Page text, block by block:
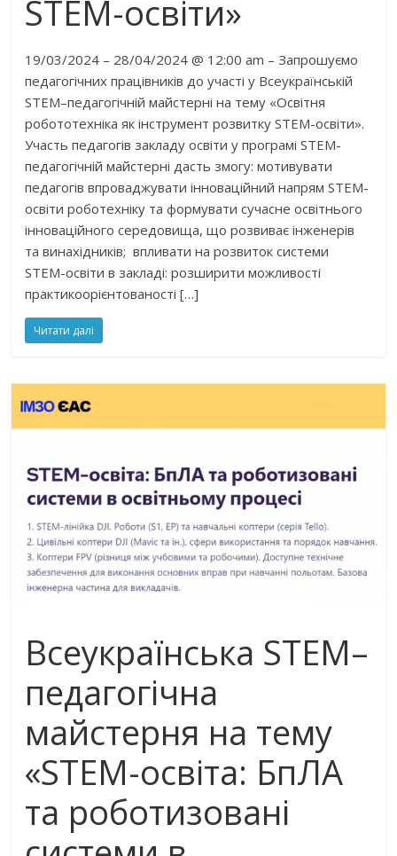
STEM-освіти»
19/03/2024 – 28/04/2024 @ 12:00 am – Запрошуємо
педагогічних працівників до участі у Всеукраїнській
STEM–педагогічній майстерні на тему «Освітня
робототехніка як інструмент розвитку STEM-освіти».
Участь педагогів закладу освіти у програмі STEM-
педагогічній майстерні дасть змогу: мотивувати
педагогів впроваджувати інноваційний напрям STEM-
освіти роботехніку та формувати сучасне освітнього
інноваційного середовища, що розвиває інженерів
та винахідників; впливати на розвиток системи
STEM-освіти в закладі: розширити можливості
практикоорієнтованості […]
Читати далі
Всеукраїнська STEM–
педагогічна
майстерня на тему
«STEM-освіта: БпЛА
та роботизовані